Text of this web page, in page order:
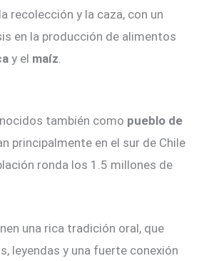
recolección y la caza, con un
en la producción de alimentos
y el maíz
también como pueblo de
principalmente en el sur de Chile
ronda los 1.5 millones de
una rica tradición oral, que
leyendas y una fuerte conexión